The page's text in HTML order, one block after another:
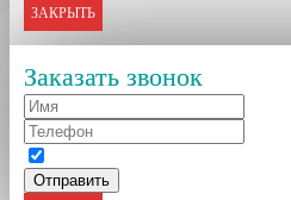
ЗАКРЫТЬ
Заказать звонок